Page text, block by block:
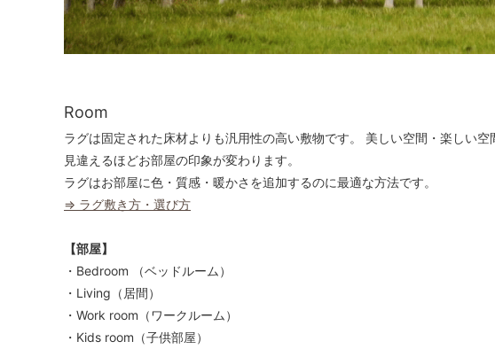
Room
ラグは固定された床材よりも汎用性の高い敷物です。 美しい空間・楽しい
見違えるほどお部屋の印象が変わります。
ラグはお部屋に色・質感・暖かさを追加するのに最適な方法です。
⇒ ラグ敷き方・選び方
【部屋】
・Bedroom （ベッドルーム）
・Living（居間）
・Work room（ワークルーム）
・Kids room（子供部屋）